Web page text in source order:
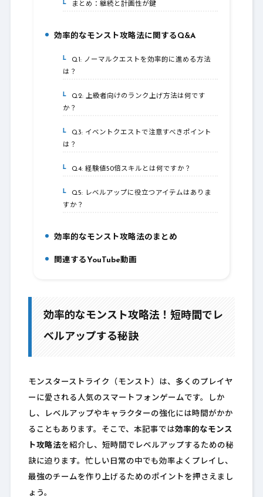
4-1.まとめ：継続と計画性が鍵
5.効率的なモンスト攻略法に関するQ&A
5-1.Q1: ノーマルクエストを効率的に進める方法
は？
5-2.Q2: 上級者向けのランク上げ方法は何です
か？
5-3.Q3: イベントクエストで注意すべきポイント
は？
5-4.Q4: 経験値50倍スキルとは何ですか？
5-5.Q5: レベルアップに役立つアイテムはありま
すか？
6.効率的なモンスト攻略法のまとめ
関連するYouTube動画
効率的なモンスト攻略法！短時間でレ
ベルアップする秘訣
モンスターストライク（モンスト）は、多くのプレイヤ
ーに愛される人気のスマートフォンゲームです。しか
し、レベルアップやキャラクターの強化には時間がかか
ることもあります。そこで、本記事では効率的なモンス
ト攻略法を紹介し、短時間でレベルアップするための秘
訣に迫ります。忙しい日常の中でも効率よくプレイし、
最強のチームを作り上げるためのポイントを押さえまし
ょう。